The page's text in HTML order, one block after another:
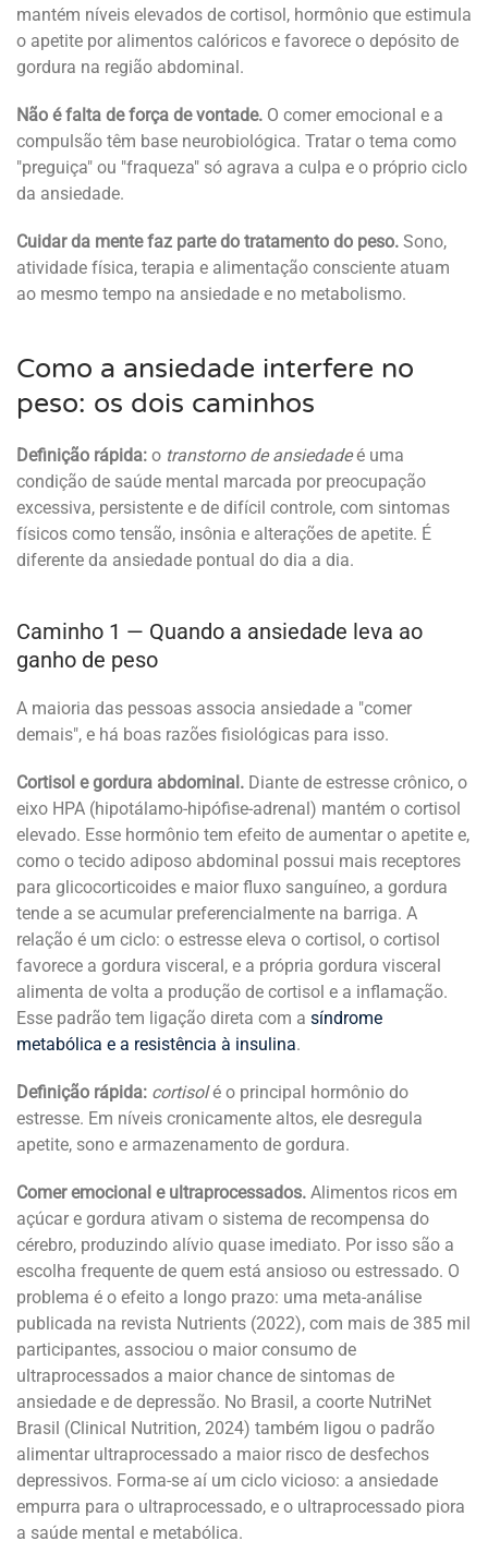
mantém níveis elevados de cortisol, hormônio que estimula
o apetite por alimentos calóricos e favorece o depósito de
gordura na região abdominal.
Não é falta de força de vontade. O comer emocional e a
compulsão têm base neurobiológica. Tratar o tema como
"preguiça" ou "fraqueza" só agrava a culpa e o próprio ciclo
da ansiedade.
Cuidar da mente faz parte do tratamento do peso. Sono,
atividade física, terapia e alimentação consciente atuam
ao mesmo tempo na ansiedade e no metabolismo.
Como a ansiedade interfere no
peso: os dois caminhos
Definição rápida: o transtorno de ansiedadeé uma
condição de saúde mental marcada por preocupação
excessiva, persistente e de difícil controle, com sintomas
físicos como tensão, insônia e alterações de apetite. É
diferente da ansiedade pontual do dia a dia.
Caminho 1 — Quando a ansiedade leva ao
ganho de peso
A maioria das pessoas associa ansiedade a "comer
demais", e há boas razões fisiológicas para isso.
Cortisol e gordura abdominal. Diante de estresse crônico, o
eixo HPA (hipotálamo-hipófise-adrenal) mantém o cortisol
elevado. Esse hormônio tem efeito de aumentar o apetite e,
como o tecido adiposo abdominal possui mais receptores
para glicocorticoides e maior fluxo sanguíneo, a gordura
tende a se acumular preferencialmente na barriga. A
relação é um ciclo: o estresse eleva o cortisol, o cortisol
favorece a gordura visceral, e a própria gordura visceral
alimenta de volta a produção de cortisol e a inflamação.
Esse padrão tem ligação direta com a síndrome
metabólica e a resistência à insulina.
Definição rápida: cortisolé o principal hormônio do
estresse. Em níveis cronicamente altos, ele desregula
apetite, sono e armazenamento de gordura.
Comer emocional e ultraprocessados. Alimentos ricos em
açúcar e gordura ativam o sistema de recompensa do
cérebro, produzindo alívio quase imediato. Por isso são a
escolha frequente de quem está ansioso ou estressado. O
problema é o efeito a longo prazo: uma meta-análise
publicada na revista Nutrients (2022), com mais de 385 mil
participantes, associou o maior consumo de
ultraprocessados a maior chance de sintomas de
ansiedade e de depressão. No Brasil, a coorte NutriNet
Brasil (Clinical Nutrition, 2024) também ligou o padrão
alimentar ultraprocessado a maior risco de desfechos
depressivos. Forma-se aí um ciclo vicioso: a ansiedade
empurra para o ultraprocessado, e o ultraprocessado piora
a saúde mental e metabólica.